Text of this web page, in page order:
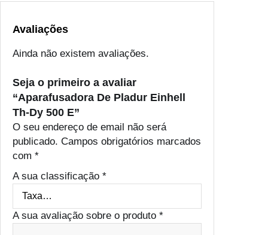
Avaliações
Ainda não existem avaliações.
Seja o primeiro a avaliar
“Aparafusadora De Pladur Einhell
Th-Dy 500 E”
O seu endereço de email não será
publicado. Campos obrigatórios marcados
com *
A sua classificação *
A sua avaliação sobre o produto *